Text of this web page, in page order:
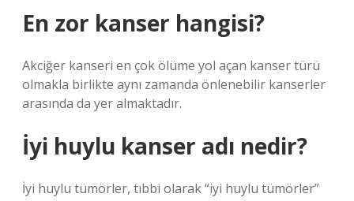
En zor kanser hangisi?
Akciğer kanseri en çok ölüme yol açan kanser türü
olmakla birlikte aynı zamanda önlenebilir kanserler
arasında da yer almaktadır.
İyi huylu kanser adı nedir?
İyi huylu tümörler, tıbbi olarak “iyi huylu tümörler”